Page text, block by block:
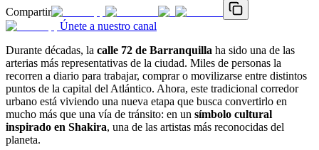
Compartir
Únete a nuestro canal
Durante décadas, la calle 72 de Barranquilla ha sido una de las
arterias más representativas de la ciudad. Miles de personas la
recorren a diario para trabajar, comprar o movilizarse entre distintos
puntos de la capital del Atlántico. Ahora, este tradicional corredor
urbano está viviendo una nueva etapa que busca convertirlo en
mucho más que una vía de tránsito: en un símbolo cultural
inspirado en Shakira, una de las artistas más reconocidas del
planeta.